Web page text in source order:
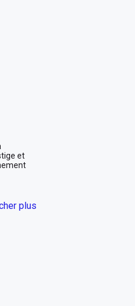
et
du soleil
plus